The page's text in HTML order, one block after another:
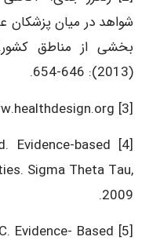
شواهد در میان
بخشی از مناطق
(2013): 646-654.‎
[3] www.healthdesign.org
Evidence-based
Sigma Theta Tau,
2009.
Evidence- Based